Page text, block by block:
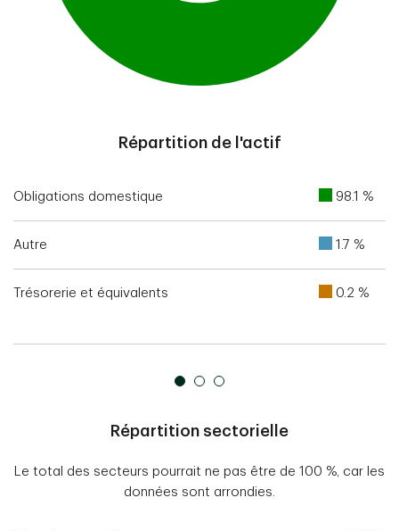
Répartition de l'actif
Obligations domestique 98.1 %
Autre 1.7 %
Trésorerie et équivalents 0.2 %
Répartition sectorielle
Le total des secteurs pourrait ne pas être de 100 %, car les
données sont arrondies.